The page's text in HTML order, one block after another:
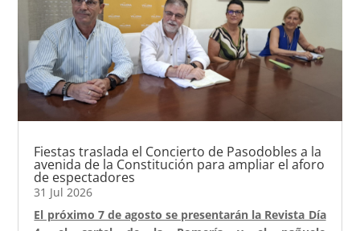
Fiestas traslada el Concierto de Pasodobles a la
avenida de la Constitución para ampliar el aforo
de espectadores
31 Jul 2026
El próximo 7 de agosto se presentarán la Revista Día